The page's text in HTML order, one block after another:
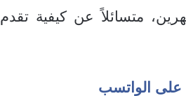
متسائلاً عن كيفية تقدم
على الواتسب